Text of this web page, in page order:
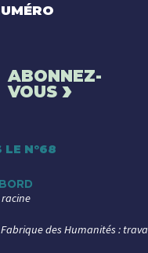
ABONNEZ-
VOUS ›
LE N°68
des Humanités :